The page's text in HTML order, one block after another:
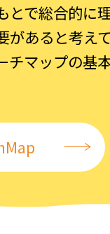
とで総合的に
があると考え
チマップの基